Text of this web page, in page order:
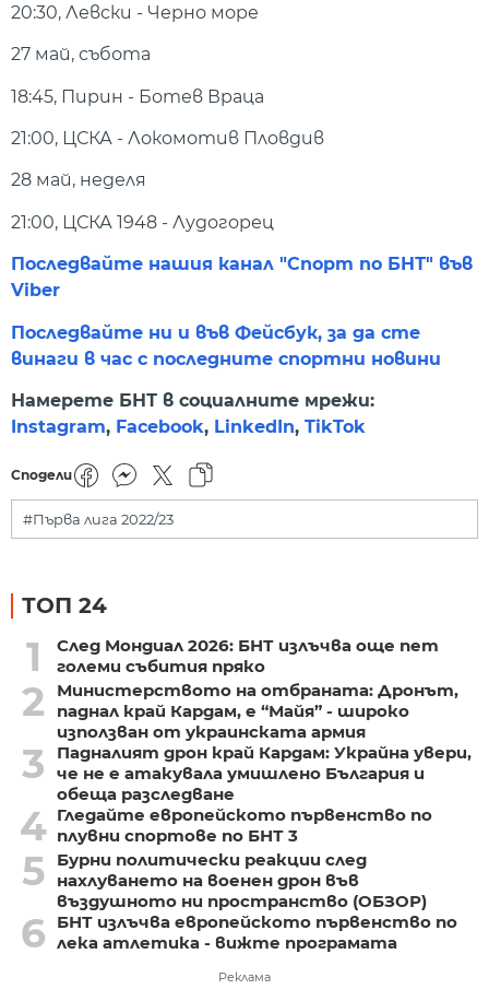
20:30, Левски - Черно море
27 май, събота
18:45, Пирин - Ботев Враца
21:00, ЦСКА - Локомотив Пловдив
28 май, неделя
21:00, ЦСКА 1948 - Лудогорец
Последвайте нашия канал "Спорт по БНТ" във
Viber
Последвайте ни и във Фейсбук, за да сте
винаги в час с последните спортни новини
Намерете БНТ в социалните мрежи:
Instagram, Facebook, LinkedIn, TikTok
Сподели
#Първа лига 2022/23
ТОП 24
1
След Мондиал 2026: БНТ излъчва още пет
големи събития пряко
2
Министерството на отбраната: Дронът,
паднал край Кардам, е “Майя” - широко
използван от украинската армия
3
Падналият дрон край Кардам: Украйна увери,
че не е атакувала умишлено България и
обеща разследване
4 Гледайте европейското първенство по
плувни спортове по БНТ 3
5
Бурни политически реакции след
нахлуването на военен дрон във
въздушното ни пространство (ОБЗОР)
6
БНТ излъчва европейското първенство по
лека атлетика - вижте програмата
Реклама